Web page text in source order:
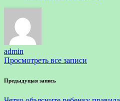
admin
Просмотреть все записи
Навигация
по
Предыдущая запись